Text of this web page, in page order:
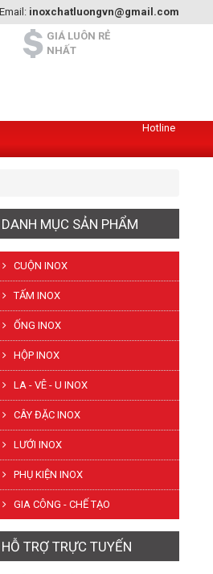
Email: inoxchatluongvn@gmail.com
GIÁ LUÔN RẺ
NHẤT
Hotline
DANH MỤC SẢN PHẨM
CUỘN INOX
TẤM INOX
ỐNG INOX
HỘP INOX
LA - VÊ - U INOX
CÂY ĐẶC INOX
LƯỚI INOX
PHỤ KIỆN INOX
GIA CÔNG - CHẾ TẠO
HỖ TRỢ TRỰC TUYẾN